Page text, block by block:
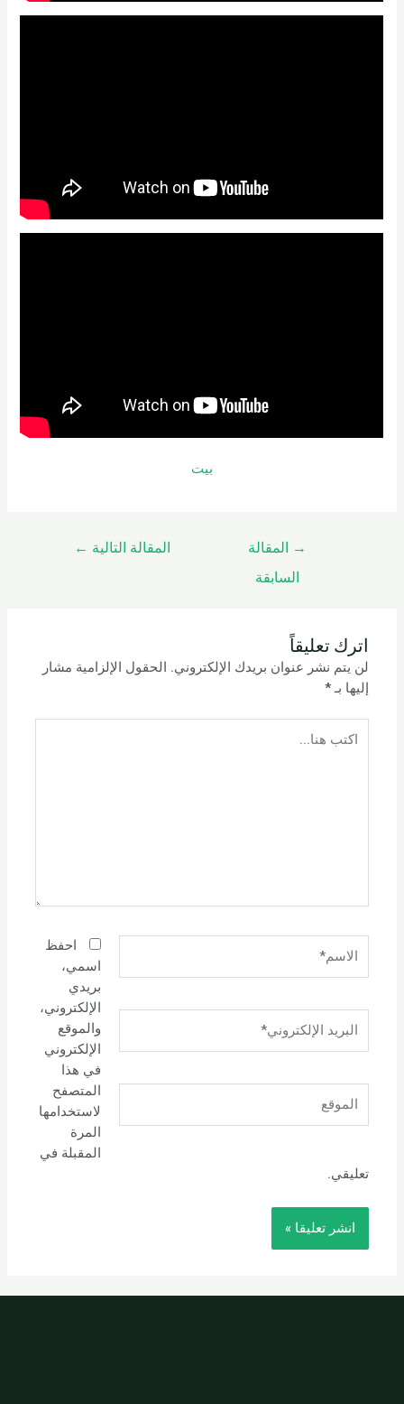
بيت
→
المقالة
السابقة
المقالة التالية ←
اترك تعليقاً
لن يتم نشر عنوان بريدك الإلكتروني. الحقول الإلزامية مشار
إليها بـ*
هنا...
الإلكتروني*
احفظ
اسمي،
بريدي
الإلكتروني،
والموقع
الإلكتروني
في هذا
المتصفح
لاستخدامها
المرة
المقبلة في
تعليقي.